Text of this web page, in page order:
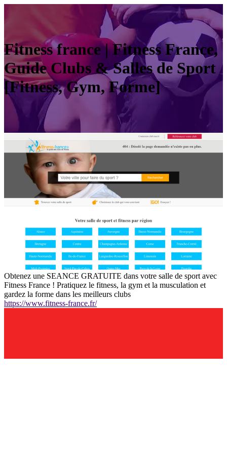
Fitness france | Fitness France,
Guide Clubs & Salles de Sport
[Fitness, Gym, Forme]
Obtenez une SEANCE GRATUITE dans votre salle de sport avec
Fitness France ! Pratiquez le fitness, la gym et la musculation et
gardez la forme dans les meilleurs clubs
https://www.fitness-france.fr/